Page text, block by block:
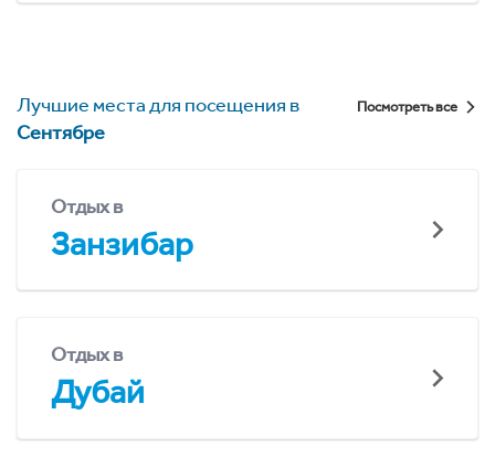
Лучшие места для посещения в
Сентябре
Посмотреть все
Отдых в
Занзибар
Отдых в
Дубай